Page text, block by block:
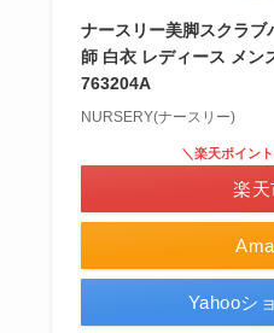
ナースリー美脚スクラブ
師 白衣 レディース メン
763204A
NURSERY(ナースリー)
＼楽天ポイン
楽
Yahooシ